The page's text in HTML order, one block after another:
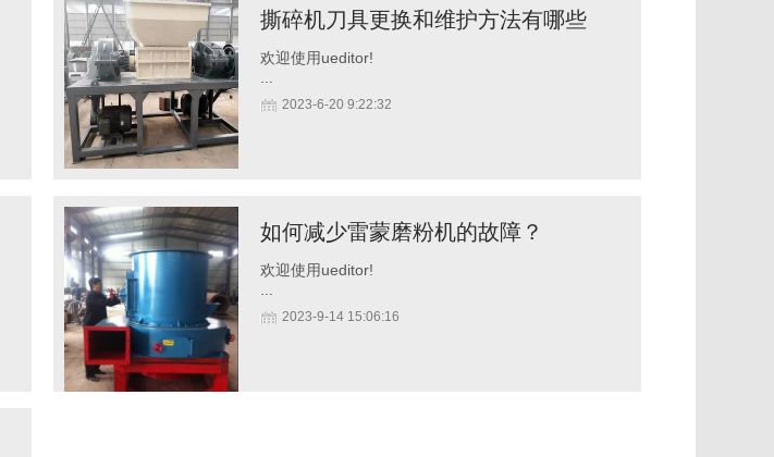
撕碎机刀具更换和维护方法有哪些
欢迎使用ueditor!
…
2023-6-20 9:22:32
如何减少雷蒙磨粉机的故障？
欢迎使用ueditor!
…
2023-9-14 15:06:16